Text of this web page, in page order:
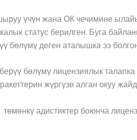
үчүн жана ОК чечимине
статус берилген. Буга
бөлүмү деген аталышка ээ
бөлүмү лицензиялык
жүргүзө алган окуу
адистиктер боюнча